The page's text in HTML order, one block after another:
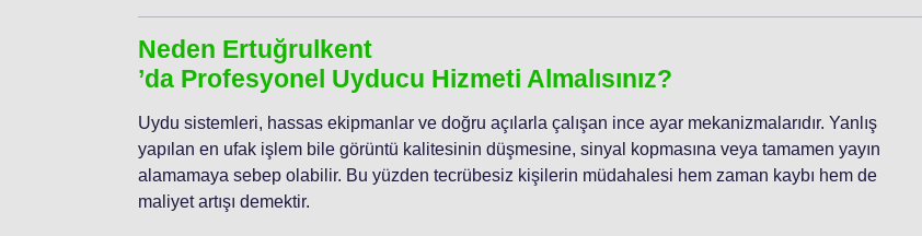
Neden Ertuğrulkent
’da Profesyonel Uyducu Hizmeti Almalısınız?
Uydu sistemleri, hassas ekipmanlar ve doğru açılarla çalışan ince ayar mekanizmalarıdır. Yanlış
yapılan en ufak işlem bile görüntü kalitesinin düşmesine, sinyal kopmasına veya tamamen yayın
alamamaya sebep olabilir. Bu yüzden tecrübesiz kişilerin müdahalesi hem zaman kaybı hem de
maliyet artışı demektir.